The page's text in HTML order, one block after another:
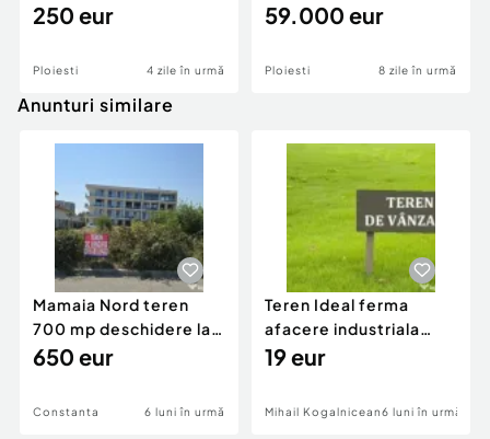
Vest
250 eur
Ploiesti 4 zile în urmă
59.000 eur
Ploiesti 8 zile în urmă
Anunturi similare
Mamaia Nord teren
700 mp deschidere la
D24 si D25
650 eur
Constanta 6 luni în urmă
Teren Ideal ferma
afacere industriala
deschidere 71 ml la
19 eur
Mihail Kogalniceanu6 luni în urmă